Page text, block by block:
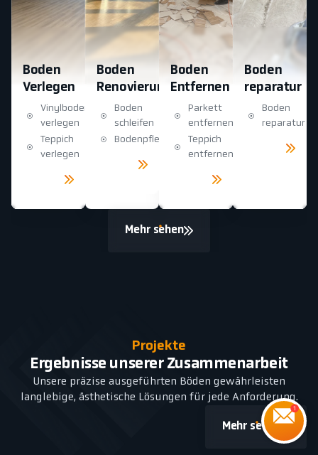
Boden
Verlegen
Vinylboden
verlegen
Teppich
verlegen
Boden
Renovierung
Boden
schleifen
Bodenpflege
Boden
Entfernen
Parkett
entfernen
Teppich
entfernen
Boden
reparatur
Boden
reparatur
Mehr sehen
Projekte
Ergebnisse unserer Zusammenarbeit
Unsere präzise ausgeführten Böden gewährleisten
langlebige, ästhetische Lösungen für jede Anforderung.
Mehr sehen